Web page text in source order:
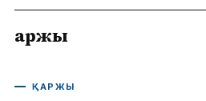
Қаржы
ҚАРЖЫ